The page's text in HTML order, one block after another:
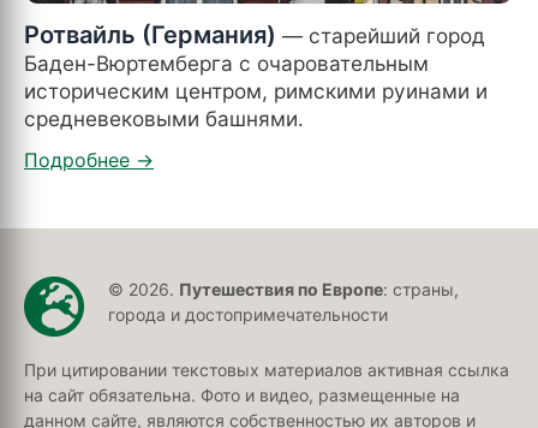
Ротвайль (Германия) — старейший город
Баден-Вюртемберга с очаровательным
историческим центром, римскими руинами и
средневековыми башнями.
© 2026. Путешествия по Европе: страны,
города и достопримечательности
При цитировании текстовых материалов активная ссылка
на сайт обязательна. Фото и видео, размещенные на
данном сайте, являются собственностью их авторов и